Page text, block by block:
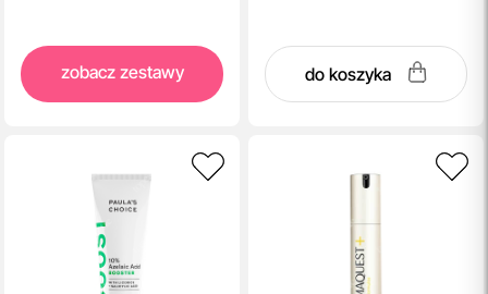
zobacz zestawy do koszyka